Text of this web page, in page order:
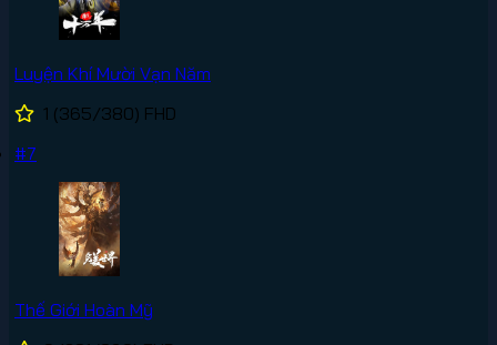
Luyện Khí Mười Vạn Năm
1 (365/380) FHD
#7
Thế Giới Hoàn Mỹ